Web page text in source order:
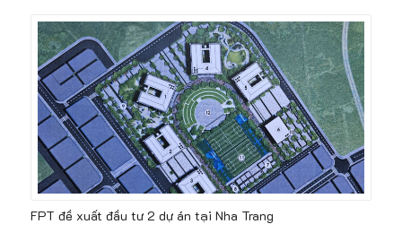
FPT đề xuất đầu tư 2 dự án tại Nha Trang